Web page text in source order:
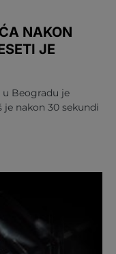
NAKON
JE
Beogradu je
je nakon 30 sekundi